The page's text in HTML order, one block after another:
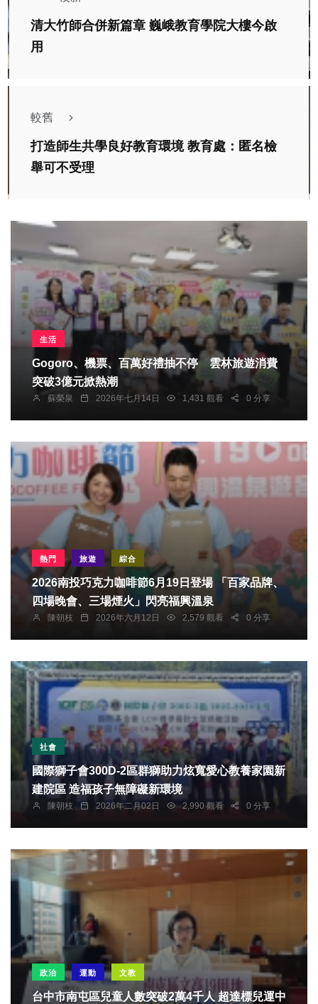
清大竹師合併新篇章 巍峨教育學院大樓今啟
用
較舊
打造師生共學良好教育環境 教育處：匿名檢
舉可不受理
生活
Gogoro、機票、百萬好禮抽不停 雲林旅遊消費
突破3億元掀熱潮
蘇榮泉 2026年七月14日 1,431 觀看 0 分享
熱門 旅遊 綜合
2026南投巧克力咖啡節6月19日登場 「百家品牌、
四場晚會、三場煙火」閃亮福興溫泉
陳朝枝 2026年六月12日 2,579 觀看 0 分享
社會
國際獅子會300D-2區群獅助力炫寬愛心教養家園新
建院區 造福孩子無障礙新環境
陳朝枝 2026年二月02日 2,990 觀看 0 分享
政治 運動 文教
台中市南屯區兒童人數突破2萬4千人 超達標兒運中